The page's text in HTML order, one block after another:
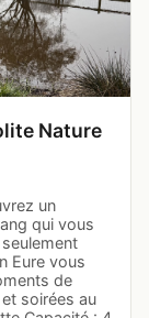
Nature
un
qui vous
Eure vous
de
soirées au